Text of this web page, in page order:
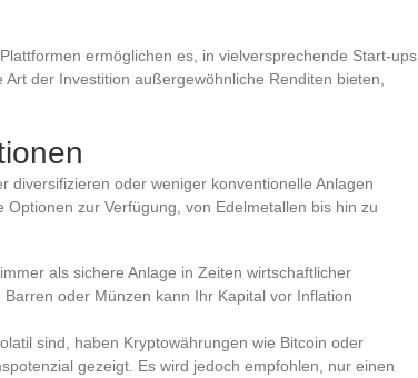
ermöglichen es, in vielversprechende Start-ups
der Investition außergewöhnliche Renditen bieten,
diversifizieren oder weniger konventionelle Anlagen
zur Verfügung, von Edelmetallen bis hin zu
als sichere Anlage in Zeiten wirtschaftlicher
oder Münzen kann Ihr Kapital vor Inflation
sind, haben Kryptowährungen wie Bitcoin oder
gezeigt. Es wird jedoch empfohlen, nur einen